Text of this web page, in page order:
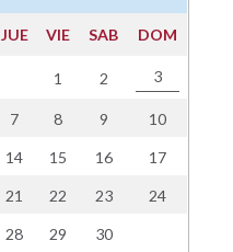
JUE VIE SAB DOM
1 2 3
7 8 9 10
14 15 16 17
21 22 23 24
28 29 30